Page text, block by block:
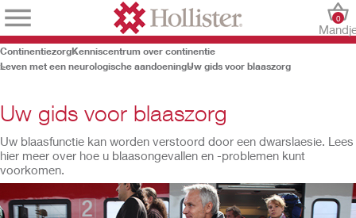
0
ContinentiezorgKenniscentrum over continentie
Leven met een neurologische aandoeningUw gids voor blaaszorg
Uw gids voor blaaszorg
Uw blaasfunctie kan worden verstoord door een dwarslaesie. Lees
hier meer over hoe u blaasongevallen en -problemen kunt
voorkomen.